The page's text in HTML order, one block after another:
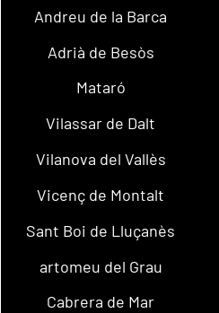
Andreu de la Barca
Adrià de Besòs
Mataró
Vilassar de Dalt
Vilanova del Vallès
Vicenç de Montalt
Sant Boi de Lluçanès
artomeu del Grau
Cabrera de Mar